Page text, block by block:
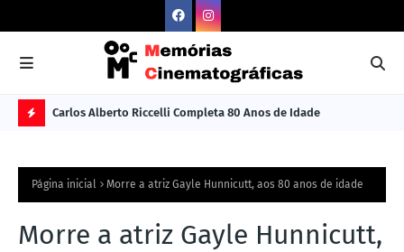
L
Carlos Alberto Riccelli Completa 80 Anos de Idade
Página inicial Morre a atriz Gayle Hunnicutt, aos 80 anos de idade
Morre a atriz Gayle Hunnicutt,